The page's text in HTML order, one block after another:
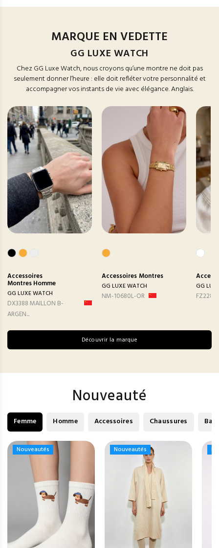
MARQUE EN VEDETTE
GG LUXE WATCH
Chez GG Luxe Watch, nous croyons qu’une montre ne doit pas
seulement donner l’heure : elle doit refléter votre personnalité et
accompagner vos instants de vie avec élégance. Anglais.
Accessoires
Montres Homme
GG LUXE WATCH
DX3388 MAILLON B-
ARGEN...
Accessoires Montres
GG LUXE WATCH
NM-10680L-OR
GG
FZ2282
Découvrir la marque
Nouveauté
Femme Homme Accessoires Chaussures
Nouveautés
Nouveautés Nouveautés
Nouveautés